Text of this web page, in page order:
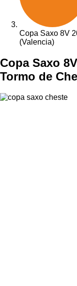
Copa Saxo 8V
(Valencia)
Copa Saxo
Tormo de